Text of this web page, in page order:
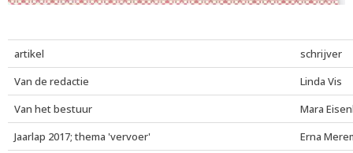
artikel
schrijver
Van de redactie
Linda Vis
Van het bestuur
Mara
Jaarlap 2017; thema 'vervoer'
Erna